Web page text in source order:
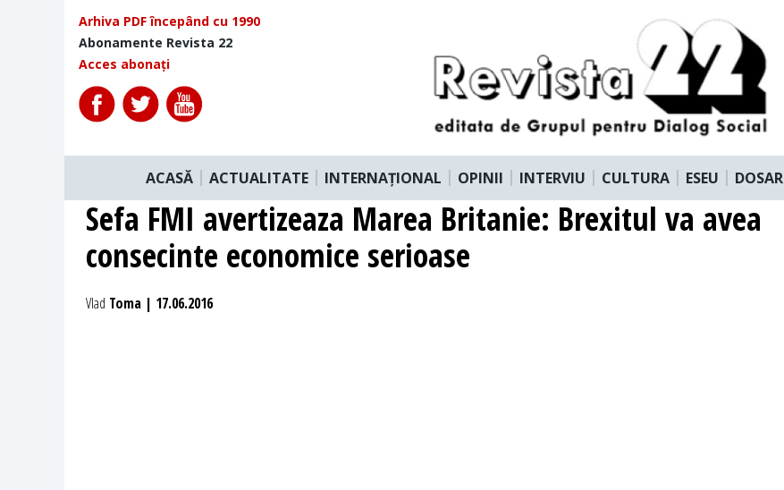
Arhiva PDF începând cu 1990
Abonamente Revista 22
Acces abonați
ACASĂ ACTUALITATE INTERNAȚIONAL OPINII INTERVIU CULTURA ESEU DOSAR
Sefa FMI avertizeaza Marea Britanie: Brexitul va avea
consecinte economice serioase
Vlad Toma | 17.06.2016